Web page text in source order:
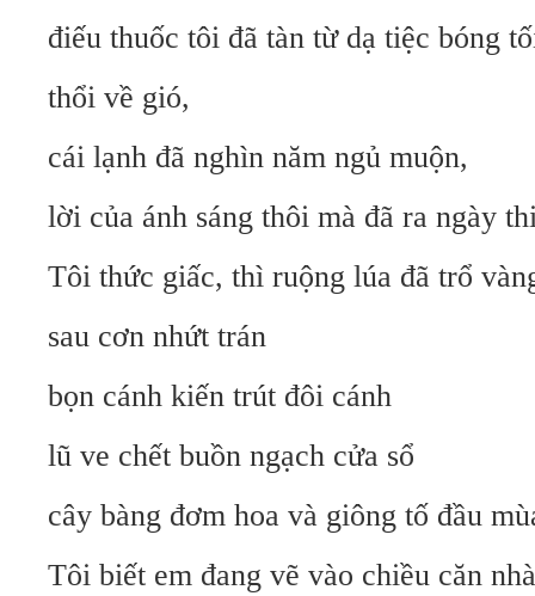
điếu thuốc tôi đã tàn từ dạ tiệc bóng
thổi về gió,
cái lạnh đã nghìn năm ngủ muộn,
lời của ánh sáng thôi mà đã ra ngày
Tôi thức giấc, thì ruộng lúa đã trổ
sau cơn nhứt trán
bọn cánh kiến trút đôi cánh
lũ ve chết buồn ngạch cửa sổ
cây bàng đơm hoa và giông tố đầu
Tôi biết em đang vẽ vào chiều căn